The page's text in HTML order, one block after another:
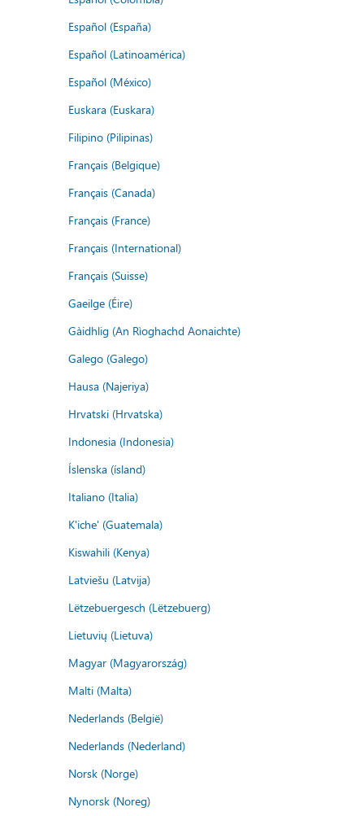
Español (España)
Español (Latinoamérica)
Español (México)
Euskara (Euskara)
Filipino (Pilipinas)
Français (Belgique)
Français (Canada)
Français (France)
Français (International)
Français (Suisse)
Gaeilge (Éire)
Gàidhlig (An Rìoghachd Aonaichte)
Galego (Galego)
Hausa (Najeriya)
Hrvatski (Hrvatska)
Indonesia (Indonesia)
Íslenska (ísland)
Italiano (Italia)
K'iche' (Guatemala)
Kiswahili (Kenya)
Latviešu (Latvija)
Lëtzebuergesch (Lëtzebuerg)
Lietuvių (Lietuva)
Magyar (Magyarország)
Malti (Malta)
Nederlands (België)
Nederlands (Nederland)
Norsk (Norge)
Nynorsk (Noreg)